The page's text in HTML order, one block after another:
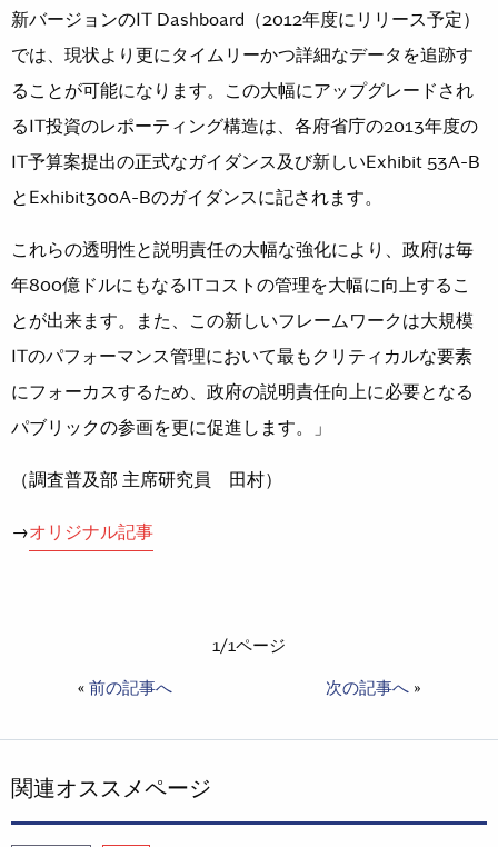
新バージョンのIT Dashboard（2012年度にリリース予定）
では、現状より更にタイムリーかつ詳細なデータを追跡す
ることが可能になります。この大幅にアップグレードされ
るIT投資のレポーティング構造は、各府省庁の2013年度の
IT予算案提出の正式なガイダンス及び新しいExhibit 53A-B
とExhibit300A-Bのガイダンスに記されます。
これらの透明性と説明責任の大幅な強化により、政府は毎
年800億ドルにもなるITコストの管理を大幅に向上するこ
とが出来ます。また、この新しいフレームワークは大規模
ITのパフォーマンス管理において最もクリティカルな要素
にフォーカスするため、政府の説明責任向上に必要となる
パブリックの参画を更に促進します。」
（調査普及部 主席研究員 田村）
→オリジナル記事
1/1ページ
« 前の記事へ 次の記事へ »
関連オススメページ